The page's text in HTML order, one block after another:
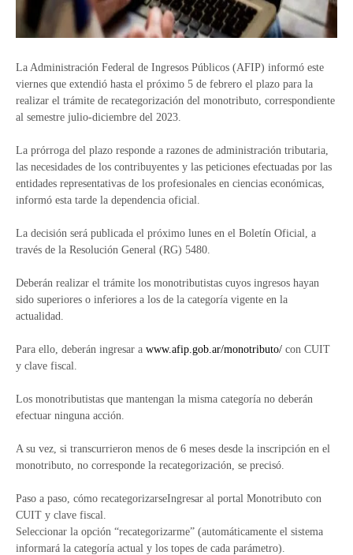
La Administración Federal de Ingresos Públicos (AFIP) informó este
viernes que extendió hasta el próximo 5 de febrero el plazo para la
realizar el trámite de recategorización del monotributo, correspondiente
al semestre julio-diciembre del 2023.
La prórroga del plazo responde a razones de administración tributaria,
las necesidades de los contribuyentes y las peticiones efectuadas por las
entidades representativas de los profesionales en ciencias económicas,
informó esta tarde la dependencia oficial.
La decisión será publicada el próximo lunes en el Boletín Oficial, a
través de la Resolución General (RG) 5480.
Deberán realizar el trámite los monotributistas cuyos ingresos hayan
sido superiores o inferiores a los de la categoría vigente en la
actualidad.
Para ello, deberán ingresar a www.afip.gob.ar/monotributo/ con CUIT
y clave fiscal.
Los monotributistas que mantengan la misma categoría no deberán
efectuar ninguna acción.
A su vez, si transcurrieron menos de 6 meses desde la inscripción en el
monotributo, no corresponde la recategorización, se precisó.
Paso a paso, cómo recategorizarseIngresar al portal Monotributo con
CUIT y clave fiscal.
Seleccionar la opción “recategorizarme” (automáticamente el sistema
informará la categoría actual y los topes de cada parámetro).